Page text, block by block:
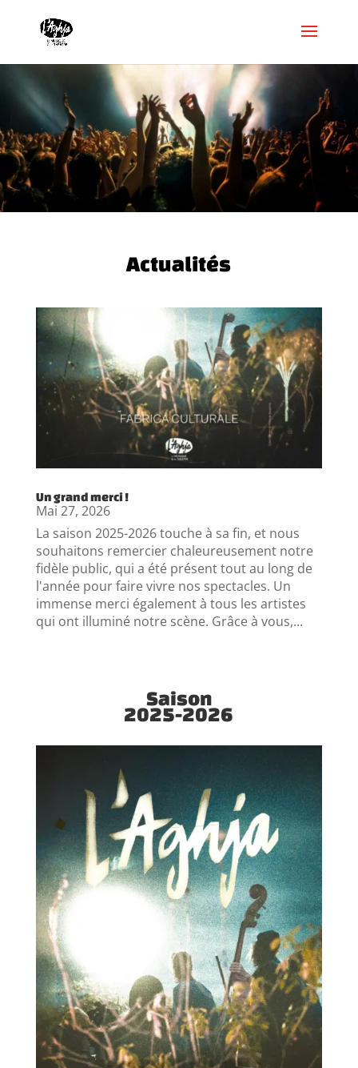
Actualités
Un grand merci !
Mai 27, 2026
La saison 2025-2026 touche à sa fin, et nous
souhaitons remercier chaleureusement notre
fidèle public, qui a été présent tout au long de
l'année pour faire vivre nos spectacles. Un
immense merci également à tous les artistes
qui ont illuminé notre scène. Grâce à vous,...
Saison
2025-2026